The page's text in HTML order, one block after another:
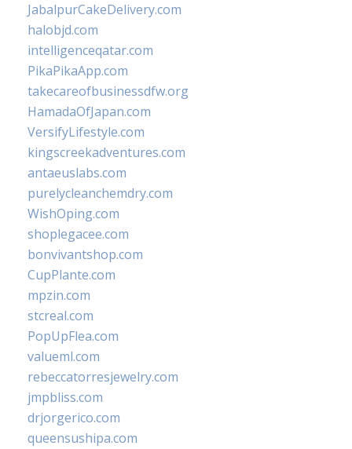
JabalpurCakeDelivery.com
halobjd.com
intelligenceqatar.com
PikaPikaApp.com
takecareofbusinessdfw.org
HamadaOfJapan.com
VersifyLifestyle.com
kingscreekadventures.com
antaeuslabs.com
purelycleanchemdry.com
WishOping.com
shoplegacee.com
bonvivantshop.com
CupPlante.com
mpzin.com
stcreal.com
PopUpFlea.com
valueml.com
rebeccatorresjewelry.com
jmpbliss.com
drjorgerico.com
queensushipa.com